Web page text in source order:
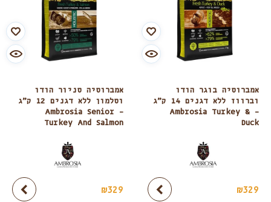
אמברוסיה בוגר הודו
וברווז ללא דגנים 14 ק”ג
– Ambrosia Turkey &
Duck
₪329
אמברוסיה סניור הודו
וסלמון ללא דגנים 12 ק”ג
– Ambrosia Senior
Turkey And Salmon
₪329